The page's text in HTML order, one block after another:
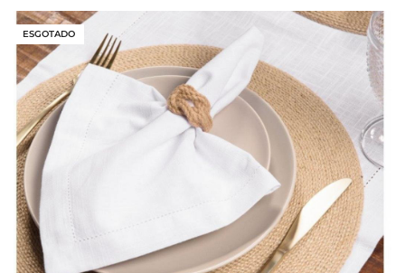
ESGOTADO